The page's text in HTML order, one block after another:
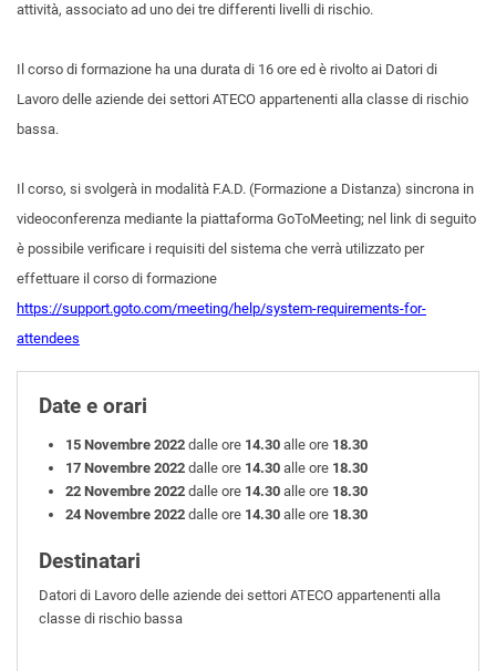
attività, associato ad uno dei tre differenti livelli di rischio.
Il corso di formazione ha una durata di 16 ore ed è rivolto ai Datori di
Lavoro delle aziende dei settori ATECO appartenenti alla classe di rischio
bassa.
Il corso, si svolgerà in modalità F.A.D. (Formazione a Distanza) sincrona in
videoconferenza mediante la piattaforma GoToMeeting; nel link di seguito
è possibile verificare i requisiti del sistema che verrà utilizzato per
effettuare il corso di formazione
https://support.goto.com/meeting/help/system-requirements-for-
attendees
Date e orari
15 Novembre 2022 dalle ore 14.30 alle ore 18.30
17 Novembre 2022 dalle ore 14.30 alle ore 18.30
22 Novembre 2022 dalle ore 14.30 alle ore 18.30
24 Novembre 2022 dalle ore 14.30 alle ore 18.30
Destinatari
Datori di Lavoro delle aziende dei settori ATECO appartenenti alla
classe di rischio bassa